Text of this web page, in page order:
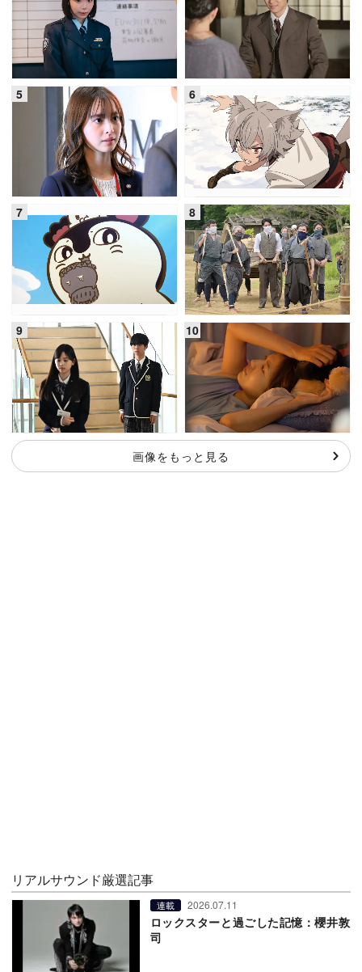
画像をもっと見る
リアルサウンド厳選記事
連載 2026.07.11
ロックスターと過ごした記憶：櫻井敦
司